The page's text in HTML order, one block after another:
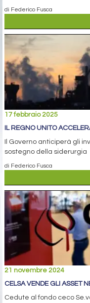
di Federico Fusca
17 febbraio 2025
IL REGNO UNITO
Il Governo anticiperà gli
sostegno della siderurgia
di Federico Fusca
21 novembre 2024
CELSA VENDE GLI ASSET
Cedute al fondo ceco